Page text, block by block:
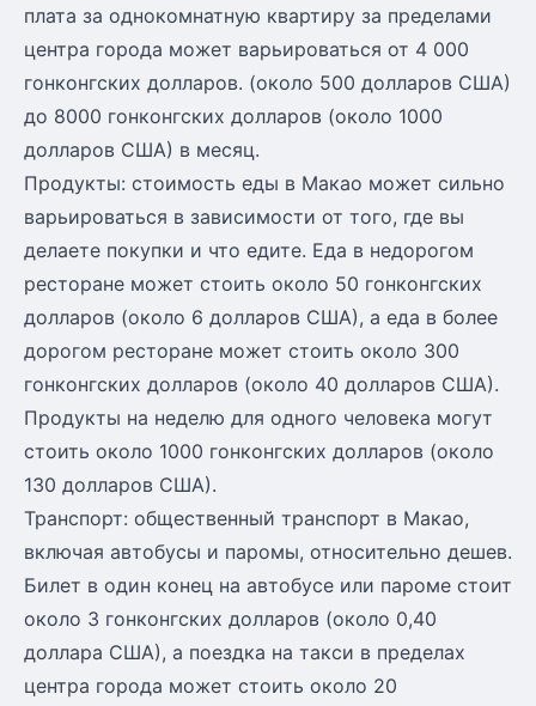
плата за однокомнатную квартиру за пределами
центра города может варьироваться от 4 000
гонконгских долларов. (около 500 долларов США)
до 8000 гонконгских долларов (около 1000
долларов США) в месяц.
Продукты: стоимость еды в Макао может сильно
варьироваться в зависимости от того, где вы
делаете покупки и что едите. Еда в недорогом
ресторане может стоить около 50 гонконгских
долларов (около 6 долларов США), а еда в более
дорогом ресторане может стоить около 300
гонконгских долларов (около 40 долларов США).
Продукты на неделю для одного человека могут
стоить около 1000 гонконгских долларов (около
130 долларов США).
Транспорт: общественный транспорт в Макао,
включая автобусы и паромы, относительно дешев.
Билет в один конец на автобусе или пароме стоит
около 3 гонконгских долларов (около 0,40
доллара США), а поездка на такси в пределах
центра города может стоить около 20